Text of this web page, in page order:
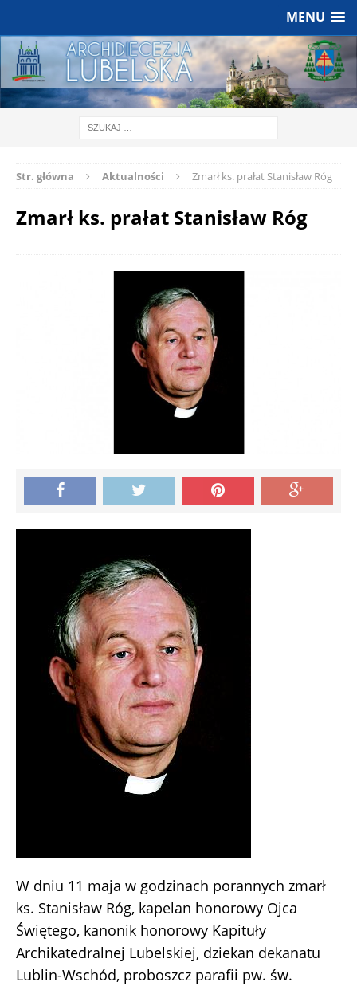
MENU
Str. główna Aktualności Zmarł ks. prałat Stanisław Róg
Zmarł ks. prałat Stanisław Róg
W dniu 11 maja w godzinach porannych zmarł
ks. Stanisław Róg, kapelan honorowy Ojca
Świętego, kanonik honorowy Kapituły
Archikatedralnej Lubelskiej, dziekan dekanatu
Lublin-Wschód, proboszcz parafii pw. św.